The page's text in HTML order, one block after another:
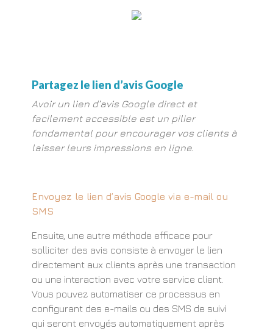
Partagez le lien d’avis Google
Avoir un lien d’avis Google direct et
facilement accessible est un pilier
fondamental pour encourager vos clients à
laisser leurs impressions en ligne.
Envoyez le lien d’avis Google via e-mail ou
SMS
Ensuite, une autre méthode efficace pour
solliciter des avis consiste à envoyer le lien
directement aux clients après une transaction
ou une interaction avec votre service client.
Vous pouvez automatiser ce processus en
configurant des e-mails ou des SMS de suivi
qui seront envoyés automatiquement après